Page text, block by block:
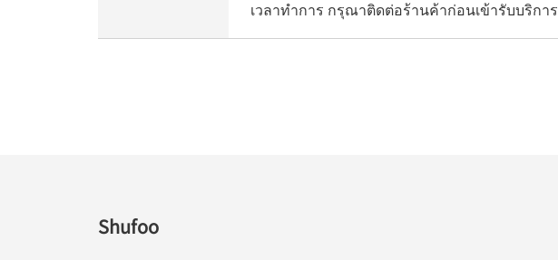
Shufoo
เวลาทำการ กรุณาติดต่อร้านค้าก่อนเข้ารับบริการ